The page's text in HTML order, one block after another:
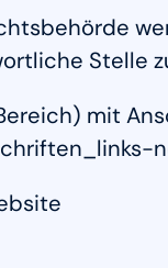
Stelle
mit